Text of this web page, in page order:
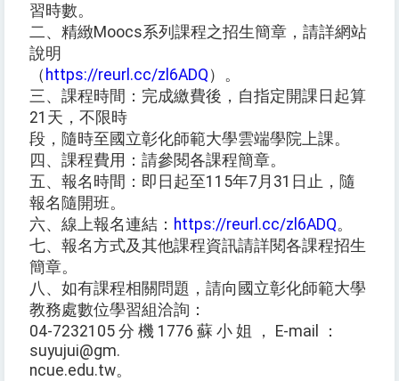
習時數。
二、精緻Moocs系列課程之招生簡章，請詳網站
說明
（ https://reurl.cc/zl6ADQ ）。
三、課程時間：完成繳費後，自指定開課日起算
21天，不限時
段，隨時至國立彰化師範大學雲端學院上課。
四、課程費用：請參閱各課程簡章。
五、報名時間：即日起至115年7月31日止，隨
報名隨開班。
六、線上報名連結： https://reurl.cc/zl6ADQ。
七、報名方式及其他課程資訊請詳閱各課程招生
簡章。
八、如有課程相關問題，請向國立彰化師範大學
教務處數位學習組洽詢：
04-7232105 分 機 1776 蘇 小 姐 ， E-mail ：
suyujui@gm.
ncue.edu.tw。